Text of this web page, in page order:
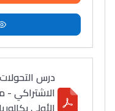
Vidéos
Vidéos
درس التحولات
الاشتراكي -